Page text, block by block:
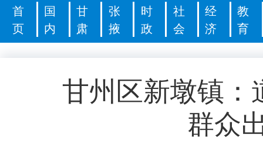
首
页
国
内
甘
肃
张
掖
时
政
社
会
经
济
教
育
甘州区新墩镇：
群众